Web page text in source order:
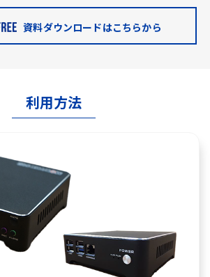
資料ダウンロードはこちらから
利用方法